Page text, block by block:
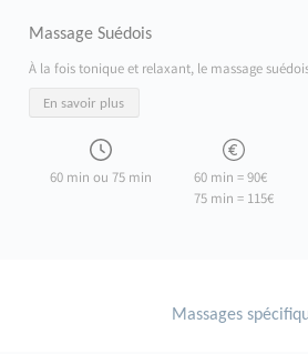
Massage Suédois
À la fois tonique et relaxant, le massage
En savoir plus
60 min ou 75 min
60 min = 90€
75 min = 115€
Massages